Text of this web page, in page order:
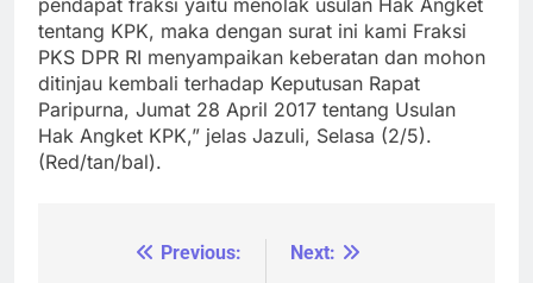
tentang KPK, maka dengan surat ini kami Fraksi
PKS DPR RI menyampaikan keberatan dan mohon
ditinjau kembali terhadap Keputusan Rapat
Paripurna, Jumat 28 April 2017 tentang Usulan
Hak Angket KPK,” jelas Jazuli, Selasa (2/5).
(Red/tan/bal).
NavigasiPrevious:
Next: